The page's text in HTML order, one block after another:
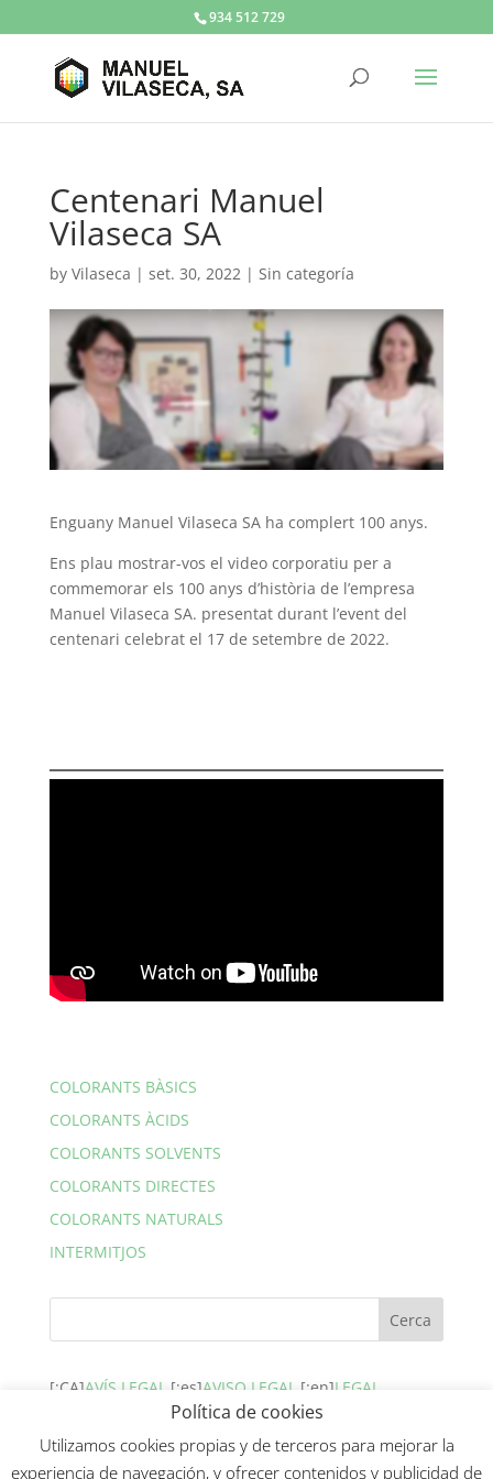
934 512 729
Centenari Manuel
Vilaseca SA
by Vilaseca | set. 30, 2022| Sin categoría
Enguany Manuel Vilaseca SA ha complert 100 anys.
Ens plau mostrar-vos el video corporatiu per a
commemorar els 100 anys d’història de l’empresa
Manuel Vilaseca SA. presentat durant l’event del
centenari celebrat el 17 de setembre de 2022.
COLORANTS BÀSICS
COLORANTS ÀCIDS
COLORANTS SOLVENTS
COLORANTS DIRECTES
COLORANTS NATURALS
INTERMITJOS
[:CA]AVÍS LEGAL. [:es]AVISO LEGAL. [:en]LEGAL
AVÍS LEGAL.[:]
Política de cookies
Utilizamos cookies propias y de terceros para mejorar la
experiencia de navegación, y ofrecer contenidos y publicidad de